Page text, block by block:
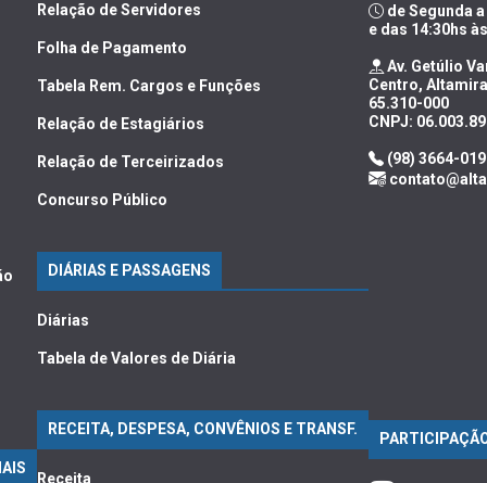
Relação de Servidores
Folha de Pagamento
Tabela Rem. Cargos e Funções
Relação de Estagiários
Relação de Terceirizados
Concurso Público
DIÁRIAS E PASSAGENS
Diárias
Tabela de Valores de Diária
RECEITA, DESPESA, CONVÊNIOS E TRANSF.
Receita
de Segunda
e das 14:30hs
Av. Getúlio
Centro,
65.310-000
CNPJ:
(98) 3664-